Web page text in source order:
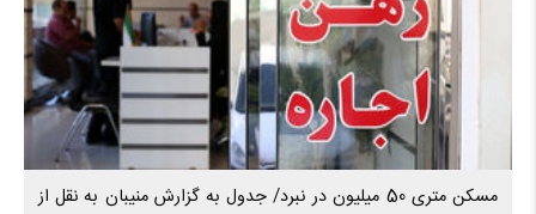
مسکن متری 50 میلیون در نبرد/ جدول به گزارش منیبان به نقل از